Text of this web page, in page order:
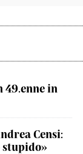
49.enne in
Censi: